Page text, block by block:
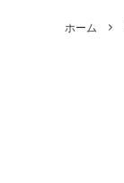
ホーム